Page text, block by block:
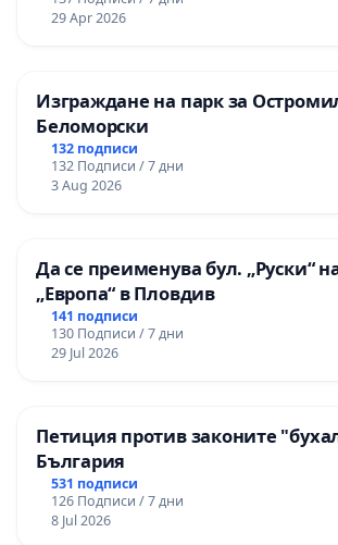
Особената част на НК - Глава осма,
278г и чл. 278д – чрез завишаване на
предвидените наказания, с цел
адекватна наказателно-правна
ефективно противодействие срещу
2. Да бъде инкриминирано
използване/поставяне на отровни
опасни субстанции в дивата
от дивата фауна.
3. Да се осигури нормативна
участие на компетентните/
29 Apr 2026
Изграждане на парк за
Беломорски
132 подписи
132 Подписи / 7 дни
3 Aug 2026
Да се преименува бул. „Руски“
„Европа“ в Пловдив
141 подписи
130 Подписи / 7 дни
29 Jul 2026
Петиция против законите
България
531 подписи
126 Подписи / 7 дни
8 Jul 2026